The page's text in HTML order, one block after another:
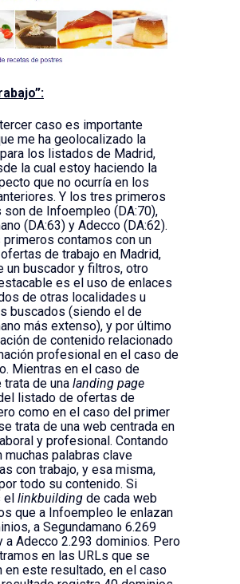
caso es importante
me ha geolocalizado la
los listados de Madrid,
la cual estoy haciendo la
que no ocurría en los
Y los tres primeros
de Infoempleo (DA:70),
(DA:63) y Adecco (DA:62).
primeros contamos con un
de trabajo en Madrid,
un buscador y filtros, otro
es el uso de enlaces
de otras localidades u
buscados (siendo el de
más extenso), y por último
de contenido relacionado
profesional en el caso de
Mientras en el caso de
de una landing page
listado de ofertas de
como en el caso del primer
trata de una web centrada en
y profesional. Contando
muchas palabras clave
con trabajo, y esa misma,
todo su contenido. Si
el linkbuilding de cada web
que a Infoempleo le enlazan
a Segundamano 6.269
a Adecco 2.293 dominios. Pero
en las URLs que se
en este resultado, en el caso